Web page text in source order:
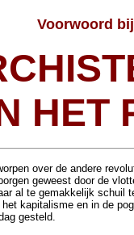
Voorwoord
HET
over de andere
geweest door de
al te gemakkelijk
kapitalisme en in de
gesteld.